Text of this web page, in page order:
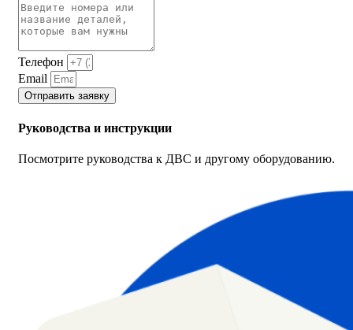
Телефон
Email
Отправить заявку
Руководства и инструкции
Посмотрите руководства к ДВС и другому оборудованию.